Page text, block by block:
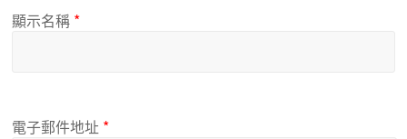
顯示名稱 *
電子郵件地址 *